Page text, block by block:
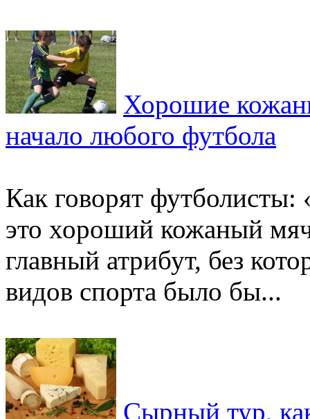
Хорошие
начало любого футбола
Как говорят футболисты:
это хороший кожаный
главный атрибут, без
видов спорта было бы...
Сырный тур,